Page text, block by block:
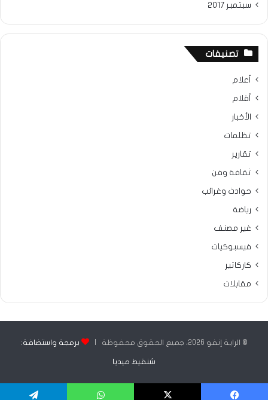
سبتمبر 2017
تصنيفات
أعلام
أقلام
الأخبار
تظلمات
تقارير
ثقافة وفن
حوادث وغرائب
رياضة
غير مصنف
فيسبوكيات
كاركاتير
مقابلات
© الراية إنفو 2026، جميع الحقوق محفوظة | برمجة واستضافة:
شنقيط ميديا